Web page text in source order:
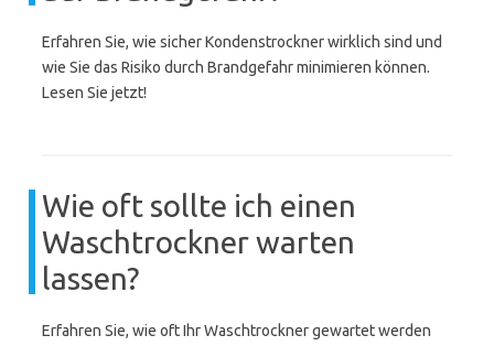
Erfahren Sie, wie sicher Kondenstrockner wirklich sind und
wie Sie das Risiko durch Brandgefahr minimieren können.
Lesen Sie jetzt!
Wie oft sollte ich einen
Waschtrockner warten
lassen?
Erfahren Sie, wie oft Ihr Waschtrockner gewartet werden